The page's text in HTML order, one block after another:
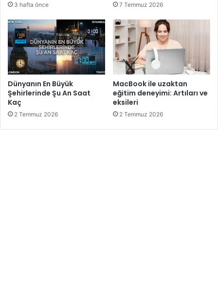
3 hafta önce 7 Temmuz 2026
Dünyanın En Büyük
Şehirlerinde Şu An Saat
Kaç
2 Temmuz 2026
MacBook ile uzaktan
eğitim deneyimi: Artıları ve
eksileri
2 Temmuz 2026